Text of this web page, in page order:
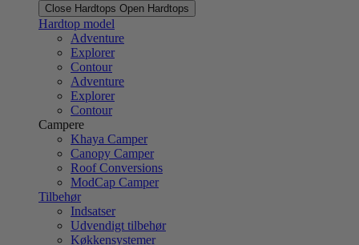
Close Hardtops Open Hardtops
Hardtop model
Adventure
Explorer
Contour
Adventure
Explorer
Contour
Campere
Khaya Camper
Canopy Camper
Roof Conversions
ModCap Camper
Tilbehør
Indsatser
Udvendigt tilbehør
Køkkensystemer